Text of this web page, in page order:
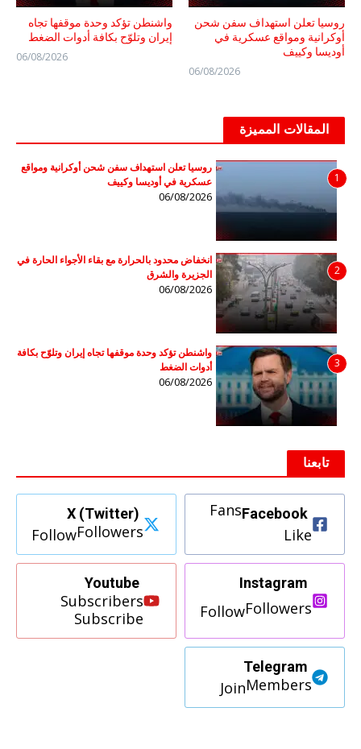
روسيا تعلن استهداف سفن شحن
أوكرانية ومواقع عسكرية في
أوديسا وكييف
06/08/2026
واشنطن تؤكد وحدة موقفها تجاه
إيران وتلوّح بكافة أدوات الضغط
06/08/2026
المقالات المميزة
1
روسيا تعلن استهداف سفن شحن أوكرانية ومواقع
عسكرية في أوديسا وكييف
06/08/2026
2
انخفاض محدود بالحرارة مع بقاء الأجواء الحارة في
الجزيرة والشرق
06/08/2026
3
واشنطن تؤكد وحدة موقفها تجاه إيران وتلوّح بكافة
أدوات الضغط
06/08/2026
تابعنا
Facebook
Fans
Like
X (Twitter)
Followers
Follow
Instagram
Followers
Follow
Youtube
Subscribers
Subscribe
Telegram
Members
Join